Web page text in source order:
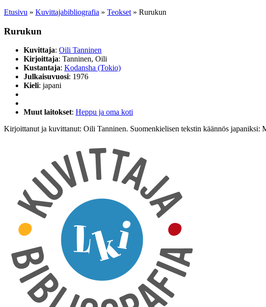
Etusivu » Kuvittaja­bibliografia » Teokset » Rurukun
Rurukun
Kuvittaja: Oili Tanninen
Kirjoittaja: Tanninen, Oili
Kustantaja: Kodansha (Tokio)
Julkaisuvuosi: 1976
Kieli: japani
Muut laitokset: Heppu ja oma koti
Kirjoittanut ja kuvittanut: Oili Tanninen. Suomenkielisen tekstin käännös japaniksi: